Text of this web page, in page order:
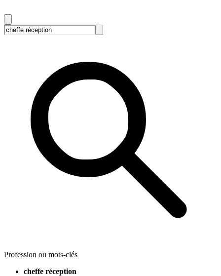
Profession ou mots-clés
cheffe réception